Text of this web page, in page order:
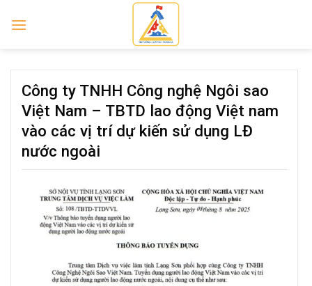
Công ty TNHH Công nghệ Ngôi sao
Việt Nam – TBTD lao động Việt nam
vào các vị trí dự kiến sử dụng LĐ
nước ngoài